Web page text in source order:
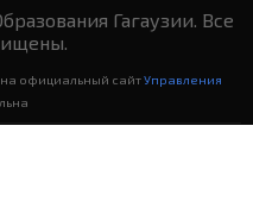
Гагаузии. Все
официальный сайтУправления